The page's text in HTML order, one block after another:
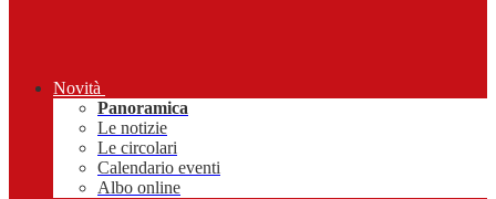
Novità
Panoramica
Le notizie
Le circolari
Calendario eventi
Albo online